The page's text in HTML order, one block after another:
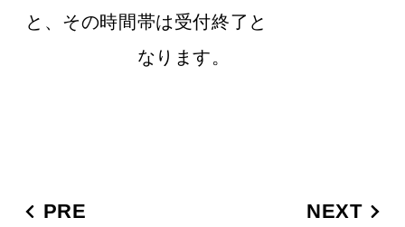
と、その時間帯は受付終了と
なります。
PRE NEXT